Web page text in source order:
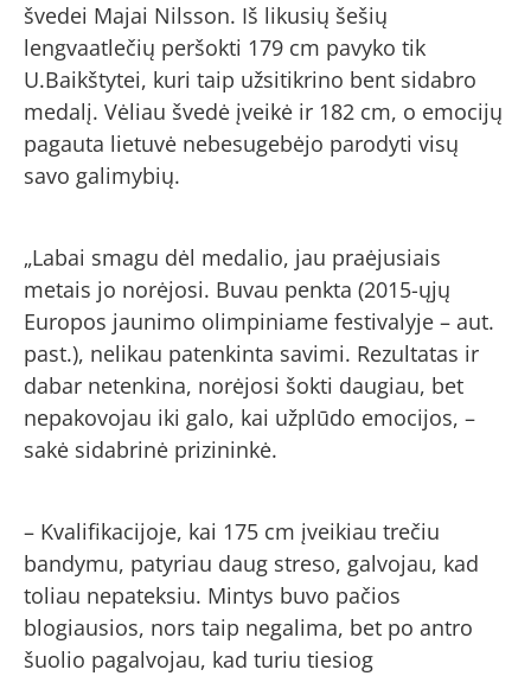
švedei Majai Nilsson. Iš likusių šešių
lengvaatlečių peršokti 179 cm pavyko tik
U.Baikštytei, kuri taip užsitikrino bent sidabro
medalį. Vėliau švedė įveikė ir 182 cm, o emocijų
pagauta lietuvė nebesugebėjo parodyti visų
savo galimybių.
„Labai smagu dėl medalio, jau praėjusiais
metais jo norėjosi. Buvau penkta (2015-ųjų
Europos jaunimo olimpiniame festivalyje – aut.
past.), nelikau patenkinta savimi. Rezultatas ir
dabar netenkina, norėjosi šokti daugiau, bet
nepakovojau iki galo, kai užplūdo emocijos, –
sakė sidabrinė prizininkė.
– Kvalifikacijoje, kai 175 cm įveikiau trečiu
bandymu, patyriau daug streso, galvojau, kad
toliau nepateksiu. Mintys buvo pačios
blogiausios, nors taip negalima, bet po antro
šuolio pagalvojau, kad turiu tiesiog